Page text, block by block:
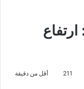
211 أقل من دقيقة